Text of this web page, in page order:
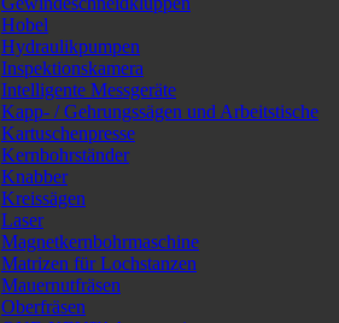
Hobel
Hydraulikpumpen
Inspektionskamera
Intelligente Messgeräte
Kapp- / Gehrungssägen und Arbeitstische
Kartuschenpresse
Kernbohrständer
Knabber
Kreissägen
Laser
Magnetkernbohrmaschine
Matrizen für Lochstanzen
Mauernutfräsen
Oberfräsen